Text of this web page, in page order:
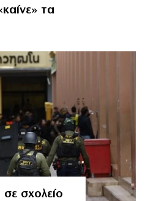
τα
σχολείο